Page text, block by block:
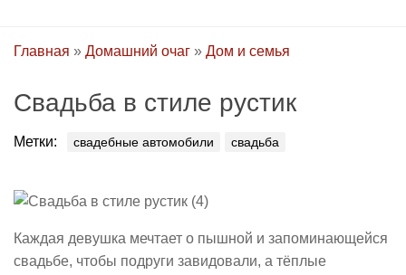
Главная » Домашний очаг » Дом и семья
Свадьба в стиле рустик
Метки: свадебные автомобили свадьба
Каждая девушка мечтает о пышной и запоминающейся
свадьбе, чтобы подруги завидовали, а тёплые